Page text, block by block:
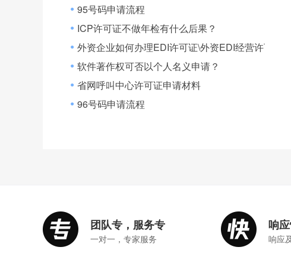
● 95号码申请流程
● ICP许可证不做年检有什么后果？
● 外资企业如何办理EDI许可证\外资EDI经营许可证
● 软件著作权可否以个人名义申请？
● 省网呼叫中心许可证申请材料
● 96号码申请流程
团队专，服务专
一对一，专家服务
响
响应